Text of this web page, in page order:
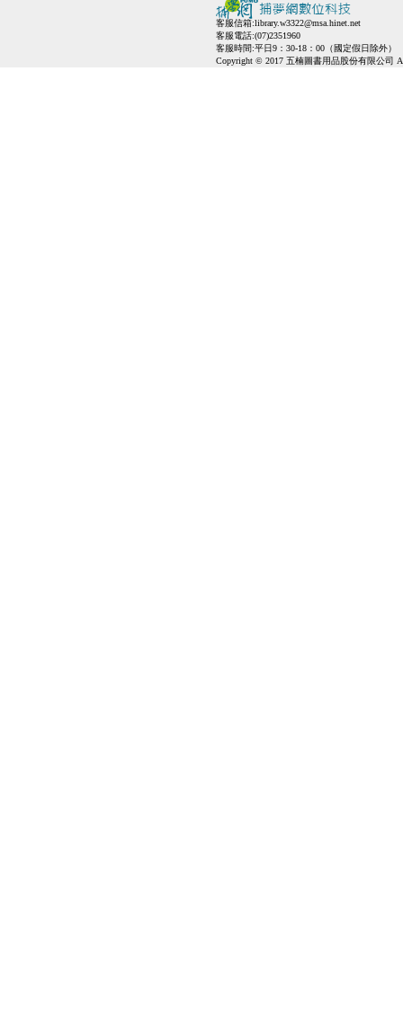
客服信箱:library.w3322@msa.hinet.net
客服電話:(07)2351960
客服時間:平日9：30-18：00（國定假日除外）
Copyright © 2017 五楠圖書用品股份有限公司